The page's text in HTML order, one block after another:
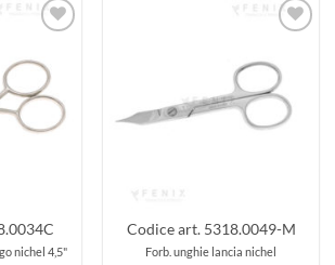
ai
preferiti
nichel 4,5"
preferiti
Codice art. 5318.0049-M
Forb. unghie lancia nichel